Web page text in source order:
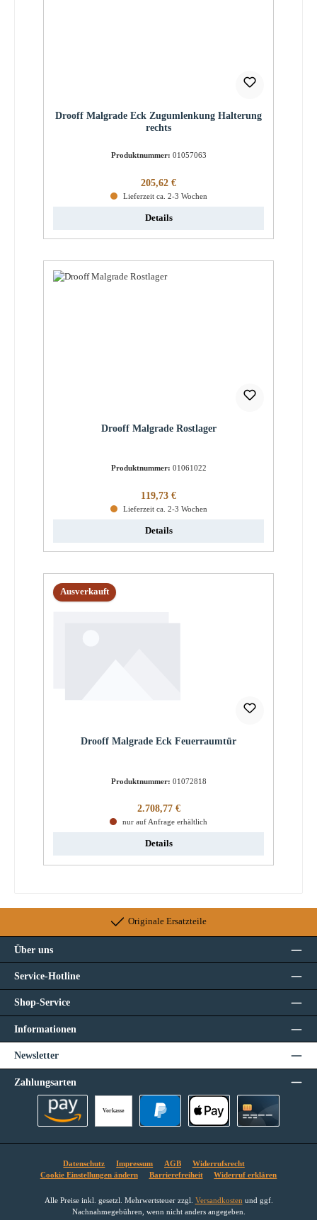
Drooff Malgrade Eck Zugumlenkung Halterung
rechts
Produktnummer: 01057063
Regulärer Preis:
205,62 €
Lieferzeit ca. 2-3 Wochen
Details
Drooff Malgrade Rostlager
Produktnummer: 01061022
Regulärer Preis:
119,73 €
Lieferzeit ca. 2-3 Wochen
Details
Ausverkauft
Drooff Malgrade Eck Feuerraumtür
Produktnummer: 01072818
Regulärer Preis:
2.708,77 €
nur auf Anfrage erhältlich
Details
Originale Ersatzteile
Über uns
Service-Hotline
Shop-Service
Informationen
Newsletter
Zahlungsarten
Vorkasse
Datenschutz Impressum AGB
Widerrufsrecht
Cookie Einstellungen ändern
Barrierefreiheit Widerruf erklären
Alle Preise inkl. gesetzl. Mehrwertsteuer zzgl. Versandkosten und ggf.
Nachnahmegebühren, wenn nicht anders angegeben.